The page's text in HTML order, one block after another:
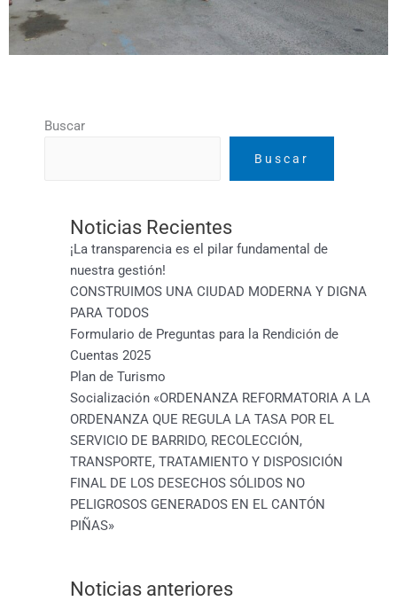
Buscar
Buscar
Noticias Recientes
¡La transparencia es el pilar fundamental de
nuestra gestión!
CONSTRUIMOS UNA CIUDAD MODERNA Y DIGNA
PARA TODOS
Formulario de Preguntas para la Rendición de
Cuentas 2025
Plan de Turismo
Socialización «ORDENANZA REFORMATORIA A LA
ORDENANZA QUE REGULA LA TASA POR EL
SERVICIO DE BARRIDO, RECOLECCIÓN,
TRANSPORTE, TRATAMIENTO Y DISPOSICIÓN
FINAL DE LOS DESECHOS SÓLIDOS NO
PELIGROSOS GENERADOS EN EL CANTÓN
PIÑAS»
Noticias anteriores